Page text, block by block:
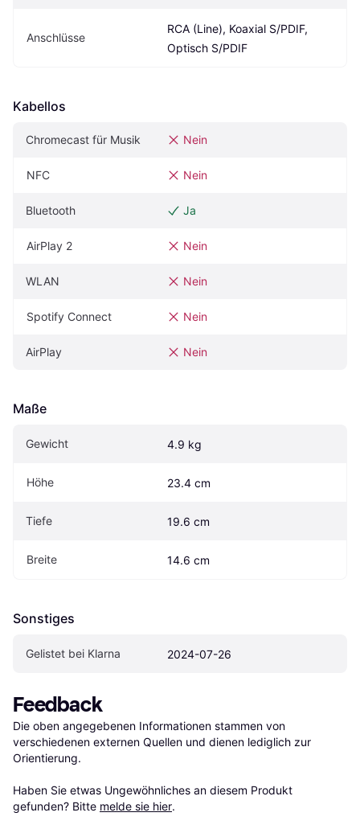
Anschlüsse
RCA (Line), Koaxial S/PDIF,
Optisch S/PDIF
Kabellos
Chromecast für Musik Nein
NFC Nein
Bluetooth Ja
AirPlay 2 Nein
WLAN Nein
Spotify Connect Nein
AirPlay Nein
Maße
Gewicht 4.9 kg
Höhe 23.4 cm
Tiefe 19.6 cm
Breite 14.6 cm
Sonstiges
Gelistet bei Klarna 2024-07-26
Feedback
Die oben angegebenen Informationen stammen von
verschiedenen externen Quellen und dienen lediglich zur
Orientierung.
Haben Sie etwas Ungewöhnliches an diesem Produkt
gefunden? Bitte melde sie hier.